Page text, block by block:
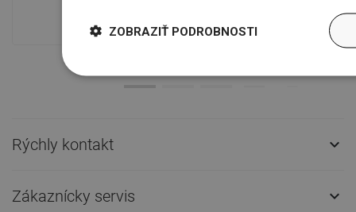
Rýchly kontakt 
Zákaznícky servis 
ZOBRAZIŤ PODROBNOSTI